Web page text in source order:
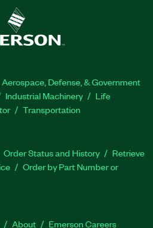
Aerospace, Defense, & Government
Industrial Machinery
Life
Transportation
Order Status and History
Retrieve
Order by Part Number or
About Emerson Careers